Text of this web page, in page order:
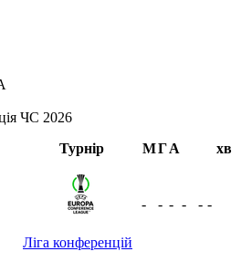
ЧС 2026
Турнір МГА хв
Ліга конференцій
- - - - - -